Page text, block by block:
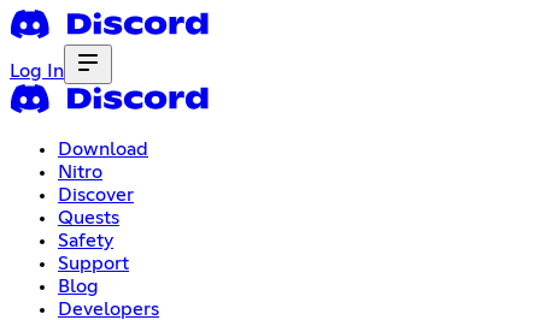
Log In
Download
Nitro
Discover
Quests
Safety
Support
Blog
Developers